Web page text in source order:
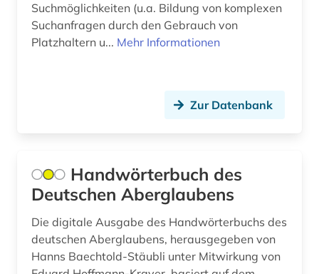
ddr (2)
dehio, georg | kunsthistoriker; hochschullehrer;
denkmalpflege (2)
denkmalschutz (3)
deportation (1)
design (1)
Suchmöglichkeiten (u.a. Bildung von komplexen
Suchanfragen durch den Gebrauch von
Platzhaltern u... Mehr Informationen
Zur Datenbank
Handwörterbuch des
Deutschen Aberglaubens
Die digitale Ausgabe des Handwörterbuchs des
deutschen Aberglaubens, herausgegeben von
Hanns Baechtold-Stäubli unter Mitwirkung von